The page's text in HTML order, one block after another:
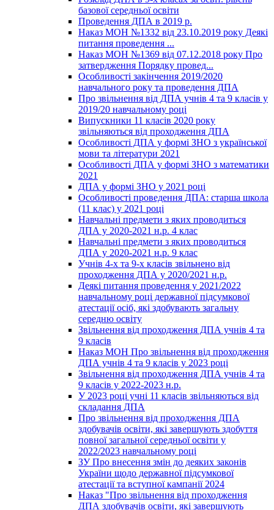
базової середньої освіти
Проведення ДПА в 2019 р.
Наказ МОН №1332 від 23.10.2019 року Деякі
питання проведення ...
Наказ МОН №1369 від 07.12.2018 року Про
затвердження Порядку провед...
Особливості закінчення 2019/2020
навчального року та проведення ДПА
Про звільнення від ДПА учнів 4 та 9 класів у
2019/20 навчальному році
Випускники 11 класів 2020 року
звільняються від проходження ДПА
Особливості ДПА у формі ЗНО з української
мови та літератури 2021
Особливості ДПА у формі ЗНО з математики
2021
ДПА у формі ЗНО у 2021 році
Особливості проведення ДПА: старша школа
(11 клас) у 2021 році
Навчальні предмети з яких проводиться
ДПА у 2020-2021 н.р. 4 клас
Навчальні предмети з яких проводиться
ДПА у 2020-2021 н.р. 9 клас
Учнів 4-х та 9-х класів звільнено від
проходження ДПА у 2020/2021 н.р.
Деякі питання проведення у 2021/2022
навчальному році державної підсумкової
атестації осіб, які здобувають загальну
середню освіту
Звільнення від проходження ДПА учнів 4 та
9 класів
Наказ МОН Про звільнення від проходження
ДПА учнів 4 та 9 класів у 2023 році
Звільнення від проходження ДПА учнів 4 та
9 класів у 2022-2023 н.р.
У 2023 році учні 11 класів звільняються від
складання ДПА
Про звільнення від проходження ДПА
здобувачів освіти, які завершують здобуття
повної загальної середньої освіти у
2022/2023 навчальному році
ЗУ Про внесення змін до деяких законів
України щодо державної підсумкової
атестації та вступної кампанії 2024
Наказ "Про звільнення від проходження
ДПА здобувачів освіти, які завершують